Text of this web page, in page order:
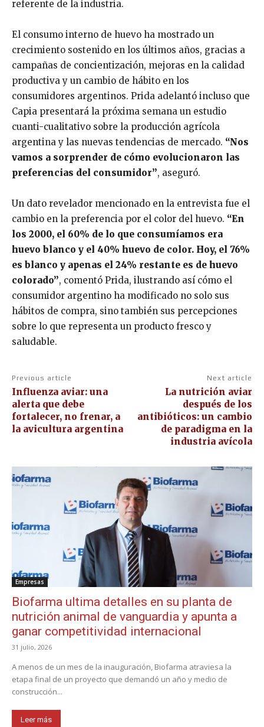
referente de la industria.
El consumo interno de huevo ha mostrado un
crecimiento sostenido en los últimos años, gracias a
campañas de concientización, mejoras en la calidad
productiva y un cambio de hábito en los
consumidores argentinos. Prida adelantó incluso que
Capia presentará la próxima semana un estudio
cuanti-cualitativo sobre la producción agrícola
argentina y las nuevas tendencias de mercado. “Nos
vamos a sorprender de cómo evolucionaron las
preferencias del consumidor”, aseguró.
Un dato revelador mencionado en la entrevista fue el
cambio en la preferencia por el color del huevo. “En
los 2000, el 60% de lo que consumíamos era
huevo blanco y el 40% huevo de color. Hoy, el 76%
es blanco y apenas el 24% restante es de huevo
colorado”, comentó Prida, ilustrando así cómo el
consumidor argentino ha modificado no solo sus
hábitos de compra, sino también sus percepciones
sobre lo que representa un producto fresco y
saludable.
Previous article
Influenza aviar: una
alerta que debe
fortalecer, no frenar, a
la avicultura argentina
Next article
La nutrición aviar
después de los
antibióticos: un cambio
de paradigma en la
industria avícola
Empresas
Biofarma ultima detalles en su planta de
nutrición animal de vanguardia y apunta a
ganar competitividad internacional
31 julio, 2026
A menos de un mes de la inauguración, Biofarma atraviesa la
etapa final de un proyecto que demandó un año y medio de
construcción...
Leer más